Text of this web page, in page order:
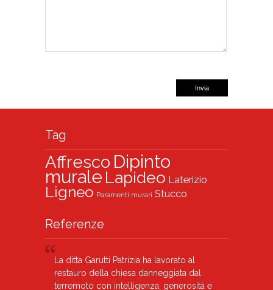
Invia
Tag
Affresco Dipinto
murale Lapideo Laterizio
Ligneo Paramenti murari Stucco
Referenze
La ditta Garutti Patrizia ha lavorato al
restauro della chiesa danneggiata dal
terremoto con intelligenza, generosità e